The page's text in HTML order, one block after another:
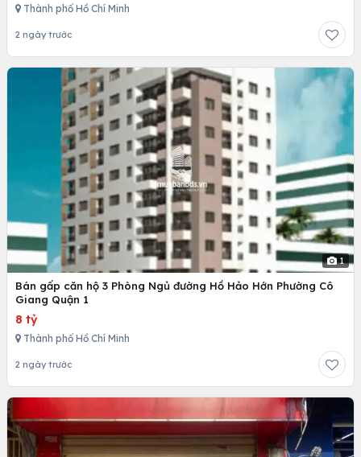
Thành phố Hồ Chí Minh
2 ngày trước
1
Bán gấp căn hộ 3 Phòng Ngủ đường Hồ Hảo Hớn Phường Cô
Giang Quận 1
8 tỷ
Thành phố Hồ Chí Minh
2 ngày trước